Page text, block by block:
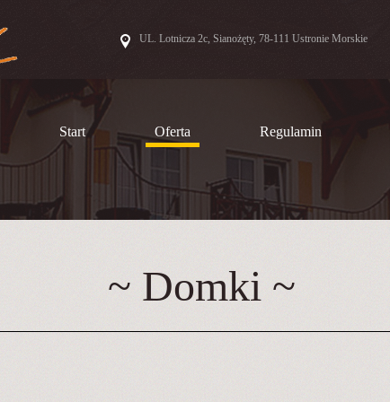
UL. Lotnicza 2c, Sianożęty, 78-111 Ustronie Morskie
Start Oferta Regulamin
~ Domki ~